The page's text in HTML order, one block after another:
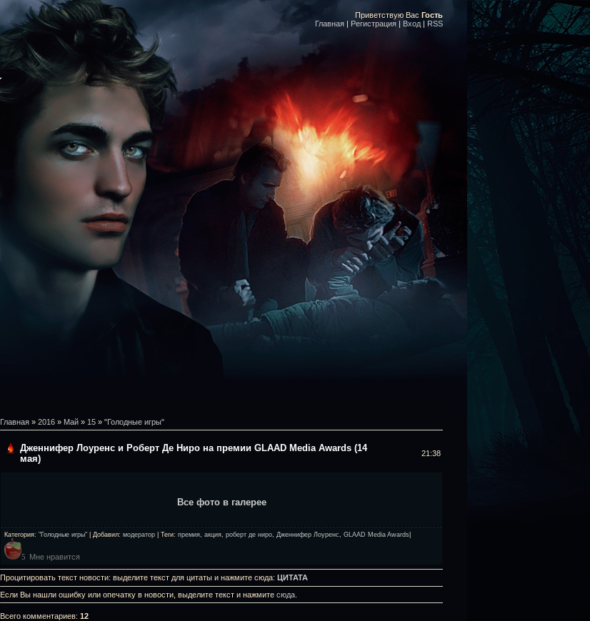
Приветствую Вас Гость
Главная | Регистрация | Вход | RSS
Главная » 2016 » Май » 15 » "Голодные игры"
Дженнифер Лоуренс и Роберт Де Ниро на премии GLAAD Media Awards (14
мая)
21:38
Все фото в галерее
Категория: "Голодные игры" Добавил: модератор Теги: премия акция роберт де ниро Дженнифер Лоуренс GLAAD Media Awards
5 Мне нравится
Процитировать текст новости: выделите текст для цитаты и нажмите сюда: ЦИТАТА
Если Вы нашли ошибку или опечатку в новости, выделите текст и нажмите сюда
Всего комментариев: 12